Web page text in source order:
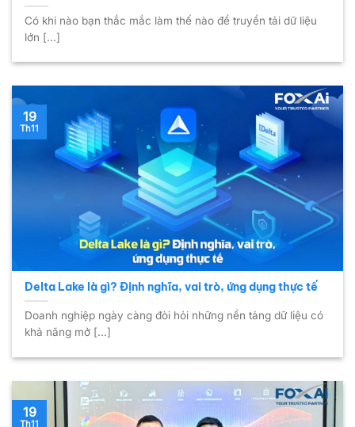
Có khi nào bạn thắc mắc làm thế nào để truyền tải dữ liệu
lớn [...]
Delta Lake là gì? Định nghĩa, vai trò, ứng dụng thực tế
Doanh nghiệp ngày càng đòi hỏi những nền tảng dữ liệu có
khả năng mở [...]
19
Th11
19
Th11